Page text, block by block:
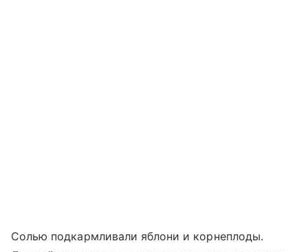
Солью подкармливали яблони и корнеплоды.